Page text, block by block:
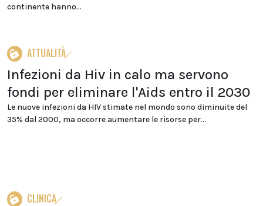
continente hanno...
ATTUALITÀ
Infezioni da Hiv in calo ma servono
fondi per eliminare l'Aids entro il 2030
Le nuove infezioni da HIV stimate nel mondo sono diminuite del
35% dal 2000, ma occorre aumentare le risorse per...
CLINICA